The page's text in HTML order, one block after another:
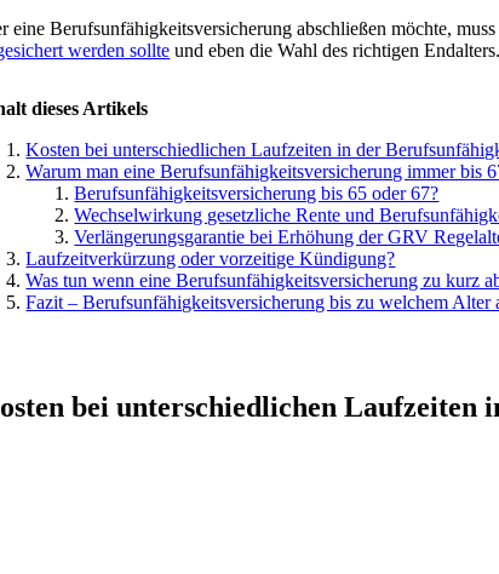
eine Berufsunfähigkeitsversicherung abschließen möchte,
werden sollte und eben die Wahl des richtigen Endalters.
dieses Artikels
Kosten bei unterschiedlichen Laufzeiten in der
Warum man eine Berufsunfähigkeitsversicherung immer bis
Berufsunfähigkeitsversicherung bis 65 oder 67?
Wechselwirkung gesetzliche Rente und
Verlängerungsgarantie bei Erhöhung der GRV
Laufzeitverkürzung oder vorzeitige Kündigung?
Was tun wenn eine Berufsunfähigkeitsversicherung zu kurz
Fazit – Berufsunfähigkeitsversicherung bis zu welchem Alter
bei unterschiedlichen Laufzeiten